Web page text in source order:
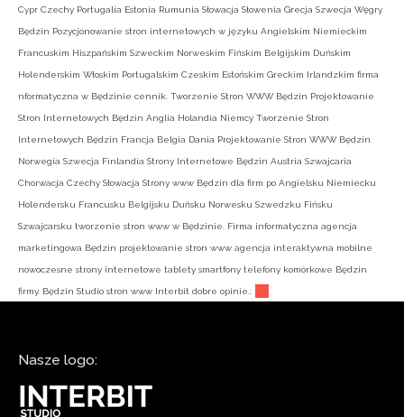
Cypr Czechy Portugalia Estonia Rumunia Słowacja Słowenia Grecja Szwecja Węgry
Będzin Pozycjonowanie stron internetowych w języku Angielskim Niemieckim
Francuskim Hiszpańskim Szweckim Norweskim Fińskim Belgijskim Duńskim
Holenderskim Włoskim Portugalskim Czeskim Estońskim Greckim Irlandzkim firma
nformatyczna w Będzinie cennik. Tworzenie Stron WWW Będzin Projektowanie
Stron Internetowych Będzin Anglia Holandia Niemcy Tworzenie Stron
Internetowych Będzin Francja Belgia Dania Projektowanie Stron WWW Będzin
Norwegia Szwecja Finlandia Strony Internetowe Będzin Austria Szwajcaria
Chorwacja Czechy Słowacja Strony www Będzin dla firm po Angielsku Niemiecku
Holendersku Francusku Belgijsku Duńsku Norwesku Szwedzku Fińsku
Szwajcarsku tworzenie stron www w Będzinie. Firma informatyczna agencja
marketingowa Będzin projektowanie stron www agencja interaktywna mobilne
nowoczesne strony internetowe tablety smartfony telefony komórkowe Będzin
firmy. Będzin Studio stron www Interbit dobre opinie.:
Nasze logo: